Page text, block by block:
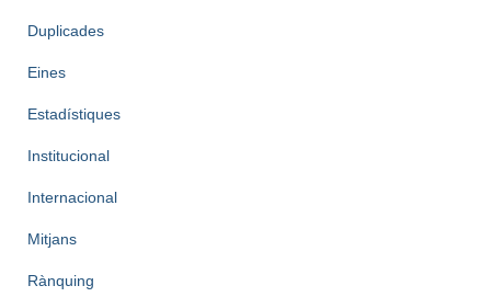
Duplicades
Eines
Estadístiques
Institucional
Internacional
Mitjans
Rànquing